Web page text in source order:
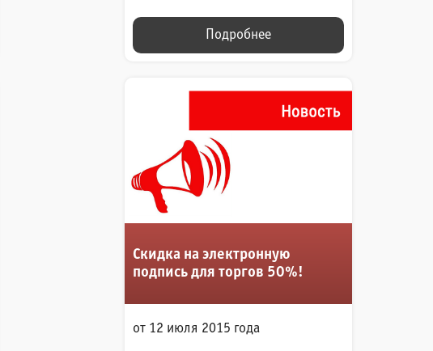
Подробнее
Скидка на электронную
подпись для торгов 50%!
от 12 июля 2015 года